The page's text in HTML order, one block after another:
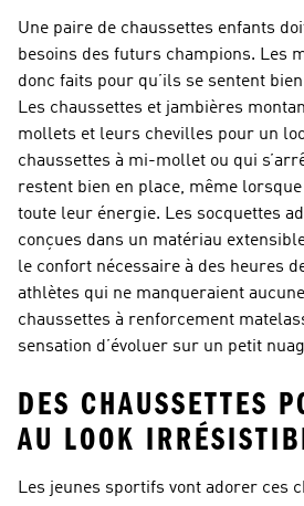
Une paire de chaussettes enfants
besoins des futurs champions. Les
donc faits pour qu’ils se sentent
Les chaussettes et jambières
mollets et leurs chevilles pour un
chaussettes à mi-mollet ou qui
restent bien en place, même
toute leur énergie. Les socquettes
conçues dans un matériau
le confort nécessaire à des heures
athlètes qui ne manqueraient
chaussettes à renforcement
sensation d’évoluer sur un petit
DES CHAUSSETTES
AU LOOK
Les jeunes sportifs vont adorer ces